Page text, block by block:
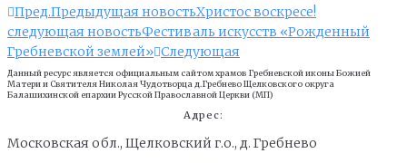
Пред.Предыдущая новостьХристос воскресе!
следующая новостьФестиваль искусств «Рожденный
Гребневской землей» Следующая
Данный ресурс является официальным сайтом храмов Гребневской иконы Божией
Матери и Cвятителя Николая Чудотворца д.Гребнево Щелковского округа
Балашихинской епархии Русской Православной Церкви (МП)
Адрес:
Московская обл., Щелковский г.о., д. Гребнево